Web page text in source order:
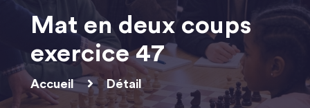
Mat en deux coups
exercice 47
Accueil Détail